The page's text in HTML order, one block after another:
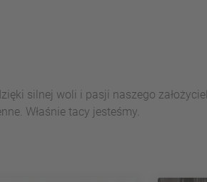
silnej woli i pasji naszego
Właśnie tacy jesteśmy.